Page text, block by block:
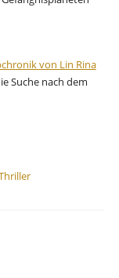
von Lin Rina
Suche nach dem